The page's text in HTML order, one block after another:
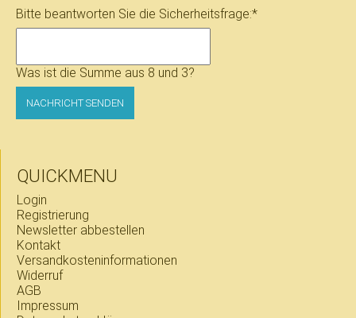
Pflichtfeld
Bitte beantworten Sie die Sicherheitsfrage:*
Was ist die Summe aus 8 und 3?
NACHRICHT SENDEN
QUICKMENU
Navigation
überspringen
Login
Registrierung
Newsletter abbestellen
Kontakt
Versandkosteninformationen
Widerruf
AGB
Impressum